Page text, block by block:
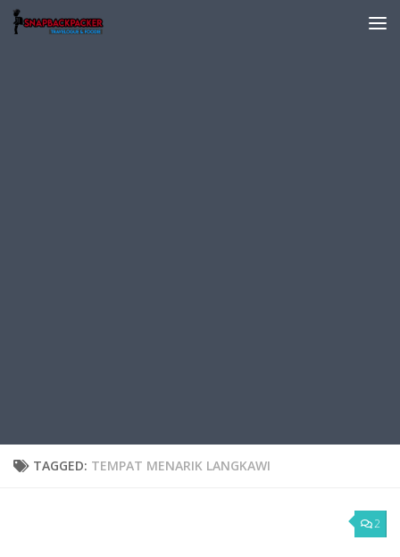
Skip to content
TAGGED: TEMPAT MENARIK LANGKAWI
2